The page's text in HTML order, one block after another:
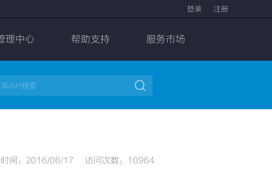
登录 注册
理中心 帮助支持 服务市场

间：2016/06/17 访问次数：10964